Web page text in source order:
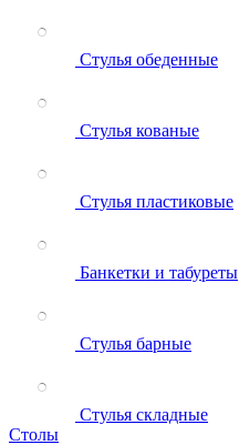
Стулья обеденные
Стулья кованые
Стулья пластиковые
Банкетки и табуреты
Стулья барные
Стулья складные
Столы